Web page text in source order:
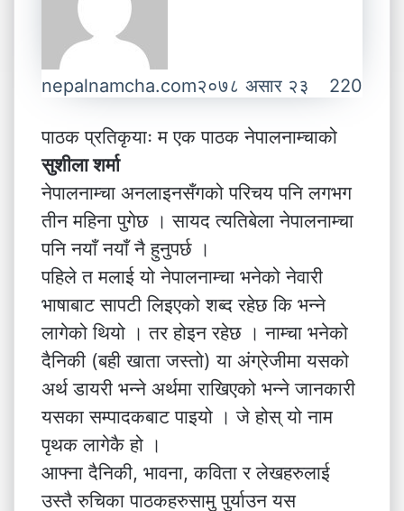
nepalnamcha.com२०७८ असार २३ 220
पाठक प्रतिकृयाः म एक पाठक नेपालनाम्चाको
सुशीला शर्मा
नेपालनाम्चा अनलाइनसँगको परिचय पनि लगभग
तीन महिना पुगेछ । सायद त्यतिबेला नेपालनाम्चा
पनि नयाँ नयाँ नै हुनुपर्छ ।
पहिले त मलाई यो नेपालनाम्चा भनेको नेवारी
भाषाबाट सापटी लिइएको शब्द रहेछ कि भन्ने
लागेको थियो । तर होइन रहेछ । नाम्चा भनेको
दैनिकी (बही खाता जस्तो) या अंग्रेजीमा यसको
अर्थ डायरी भन्ने अर्थमा राखिएको भन्ने जानकारी
यसका सम्पादकबाट पाइयो । जे होस् यो नाम
पृथक लागेकै हो ।
आफ्ना दैनिकी, भावना, कविता र लेखहरुलाई
उस्तै रुचिका पाठकहरुसामु पुर्याउन यस